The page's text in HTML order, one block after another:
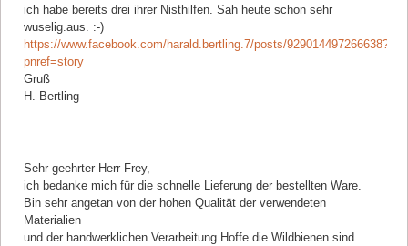
ich habe bereits drei ihrer Nisthilfen. Sah heute schon sehr
wuselig.aus. :-)
https://www.facebook.com/harald.bertling.7/posts/929014497266638?
pnref=story
Gruß
H. Bertling
Sehr geehrter Herr Frey,
ich bedanke mich für die schnelle Lieferung der bestellten Ware.
Bin sehr angetan von der hohen Qualität der verwendeten
Materialien
und der handwerklichen Verarbeitung.Hoffe die Wildbienen sind